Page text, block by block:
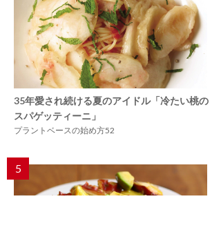
35年愛され続ける夏のアイドル「冷たい桃の
スパゲッティーニ」
プラントベースの始め方52
5